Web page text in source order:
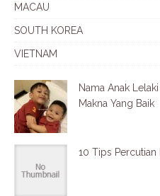
MACAU
SOUTH KOREA
VIETNAM
Nama Anak
Makna Yang Baik
10 Tips